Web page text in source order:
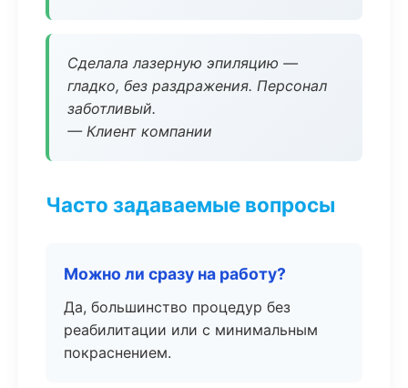
Сделала лазерную эпиляцию —
гладко, без раздражения. Персонал
заботливый.
— Клиент компании
Часто задаваемые вопросы
Можно ли сразу на работу?
Да, большинство процедур без
реабилитации или с минимальным
покраснением.